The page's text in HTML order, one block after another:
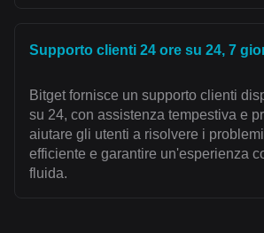
Supporto clienti 24 ore su 24, 7
Bitget fornisce un supporto clienti
su 24, con assistenza tempestiva e
aiutare gli utenti a risolvere i
efficiente e garantire un'esperienza
fluida.